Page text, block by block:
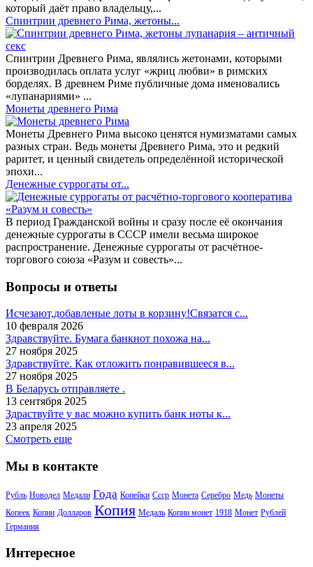
который даёт право владельцу,...
Спинтрии древнего Рима, жетоны...
Спинтрии Древнего Рима, являлись жетонами, которыми
производилась оплата услуг «жриц любви» в римских
борделях. В древнем Риме публичные дома именовались
«лупанариями» ...
Монеты древнего Рима
Монеты Древнего Рима высоко ценятся нумизматами самых
разных стран. Ведь монеты Древнего Рима, это и редкий
раритет, и ценный свидетель определённой исторической
эпохи...
Денежные суррогаты от...
В период Гражданской войны и сразу после её окончания
денежные суррогаты в СССР имели весьма широкое
распространение. Денежные суррогаты от расчётное-
торгового союза «Разум и совесть»...
Вопросы и ответы
Исчезают,добавленые лоты в корзину!Связатся с...
10 февраля 2026
Здравствуйте. Бумага банкнот похожа на...
27 ноября 2025
Здравствуйте. Как отложить понравившееся в...
27 ноября 2025
В Беларусь отправляете .
13 сентября 2025
Здраствуйте у вас можно купить банк ноты к...
23 апреля 2025
Смотреть еще
Мы в контакте
Рубль Новодел Медали Года Копейки Ссср Монета Серебро Медь Монеты
Копеек Копии Долларов Копия Медаль Копии монет 1918 Монет Рублей
Германия
Интересное